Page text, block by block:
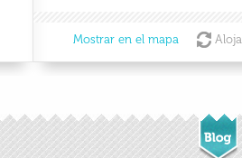
Mostrar en el mapa